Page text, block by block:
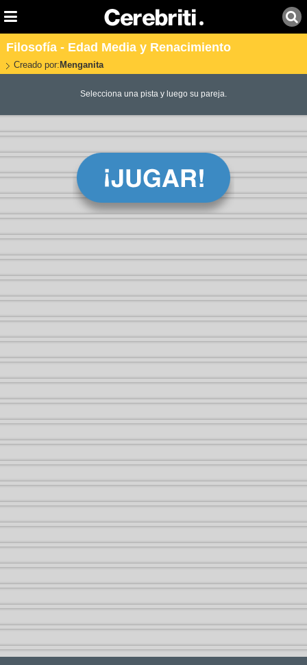
Filosofía - Edad Media y Renacimiento
Creado por: Menganita
Selecciona una pista y luego su pareja.